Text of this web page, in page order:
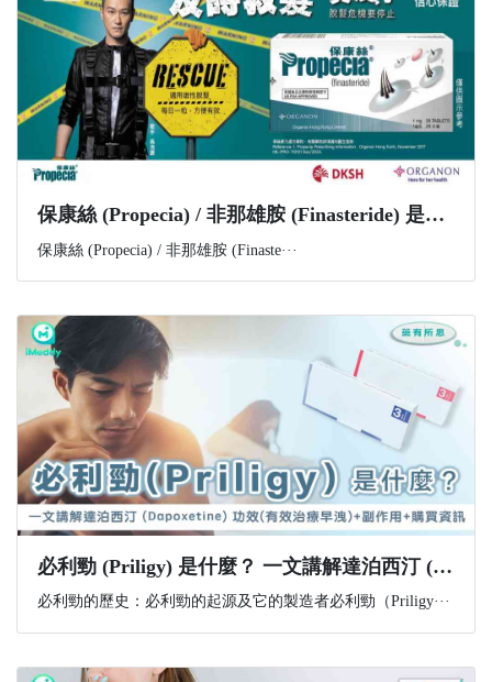
​保康絲 (Propecia) / 非那雄胺 (Finasteride) 是什麼？功效、副作用與購買資訊一文講解
保康絲 (Propecia) / 非那雄胺 (Finaste···
必利勁 (Priligy) 是什麼？ 一文講解達泊西汀 (Dapoxetine) 功效(有效治療早洩)+副作用+購買資訊
必利勁的歷史：必利勁的起源及它的製造者必利勁（Priligy···